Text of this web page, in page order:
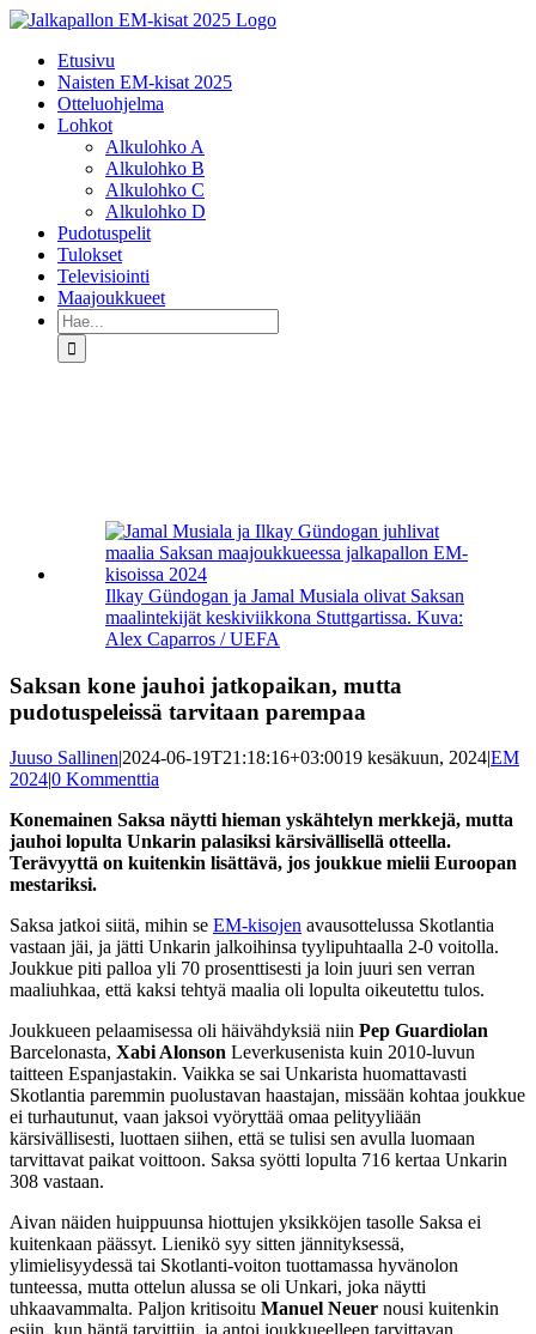
Skip
contentEtusivu
Naisten EM-kisat 2025
Otteluohjelma
Lohkot
Alkulohko A
Alkulohko B
Alkulohko C
Alkulohko D
Pudotuspelit
Tulokset
Televisiointi
Maajoukkueet
Etsi
...
isompana
Ilkay Gündogan ja Jamal Musiala olivat Saksan
maalintekijät keskiviikkona Stuttgartissa. Kuva:
Alex Caparros / UEFA
Saksan kone jauhoi jatkopaikan, mutta
pudotuspeleissä tarvitaan parempaa
Juuso Sallinen|2024-06-19T21:18:16+03:0019 kesäkuun, 2024|EM
2024|0 Kommenttia
Konemainen Saksa näytti hieman yskähtelyn merkkejä, mutta
jauhoi lopulta Unkarin palasiksi kärsivällisellä otteella.
Terävyyttä on kuitenkin lisättävä, jos joukkue mielii Euroopan
mestariksi.
Saksa jatkoi siitä, mihin se EM-kisojen avausottelussa Skotlantia
vastaan jäi, ja jätti Unkarin jalkoihinsa tyylipuhtaalla 2-0 voitolla.
Joukkue piti palloa yli 70 prosenttisesti ja loin juuri sen verran
maaliuhkaa, että kaksi tehtyä maalia oli lopulta oikeutettu tulos.
Joukkueen pelaamisessa oli häivähdyksiä niin Pep Guardiolan
Barcelonasta, Xabi Alonson Leverkusenista kuin 2010-luvun
taitteen Espanjastakin. Vaikka se sai Unkarista huomattavasti
Skotlantia paremmin puolustavan haastajan, missään kohtaa joukkue
ei turhautunut, vaan jaksoi vyöryttää omaa pelityyliään
kärsivällisesti, luottaen siihen, että se tulisi sen avulla luomaan
tarvittavat paikat voittoon. Saksa syötti lopulta 716 kertaa Unkarin
308 vastaan.
Aivan näiden huippuunsa hiottujen yksikköjen tasolle Saksa ei
kuitenkaan päässyt. Lienikö syy sitten jännityksessä,
ylimielisyydessä tai Skotlanti-voiton tuottamassa hyvänolon
tunteessa, mutta ottelun alussa se oli Unkari, joka näytti
uhkaavammalta. Paljon kritisoitu Manuel Neuer nousi kuitenkin